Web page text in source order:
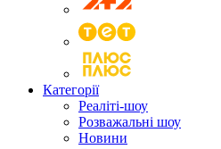
Категорії
Реаліті-шоу
Розважальні шоу
Новини